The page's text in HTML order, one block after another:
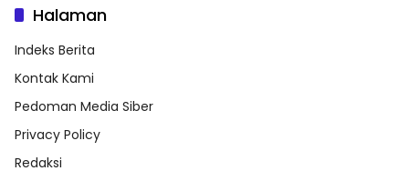
Halaman
Indeks Berita
Kontak Kami
Pedoman Media Siber
Privacy Policy
Redaksi